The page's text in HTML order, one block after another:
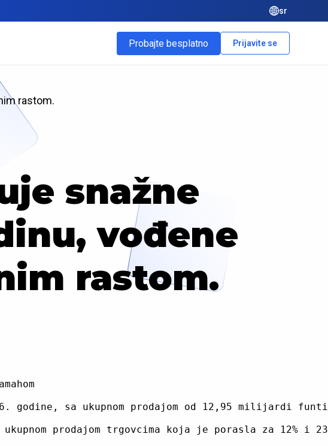
sr
Probajte besplatno Prijavite se
rastom.
snažne
vođene
rastom.
sa ukupnom prodajom od 12,95 milijardi
ukupnom prodajom trgovcima koja je porasla